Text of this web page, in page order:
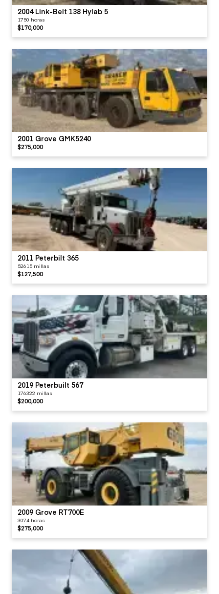
2004 Link-Belt 138 Hylab 5
1750 horas
$170,000
2001 Grove GMK5240
$275,000
2011 Peterbilt 365
52615 millas
$127,500
2019 Peterbuilt 567
176322 millas
$200,000
2009 Grove RT700E
3074 horas
$275,000